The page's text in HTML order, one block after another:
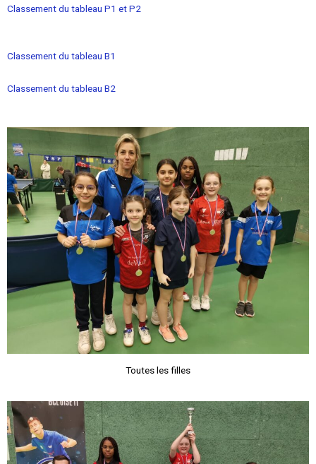
Classement du tableau P1 et P2
Classement du tableau B1
Classement du tableau B2
Toutes les filles